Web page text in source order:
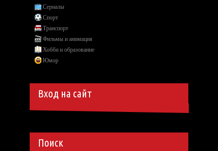
Сериалы
Спорт
Транспорт
Фильмы и анимация
Хобби и образование
Юмор
Вход на сайт
Поиск